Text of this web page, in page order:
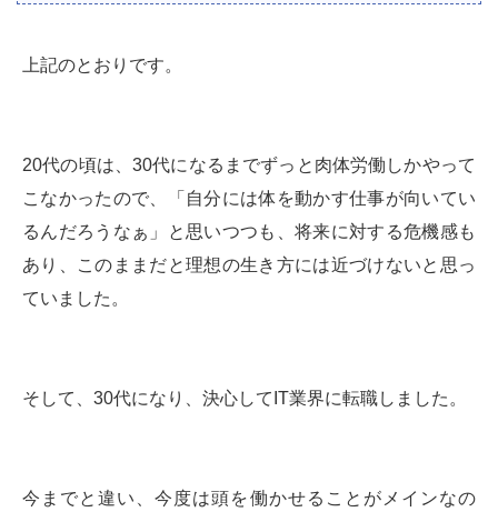
上記のとおりです。
20代の頃は、30代になるまでずっと肉体労働しかやって
こなかったので、「自分には体を動かす仕事が向いてい
るんだろうなぁ」と思いつつも、将来に対する危機感も
あり、このままだと理想の生き方には近づけないと思っ
ていました。
そして、30代になり、決心してIT業界に転職しました。
今までと違い、今度は頭を働かせることがメインなの